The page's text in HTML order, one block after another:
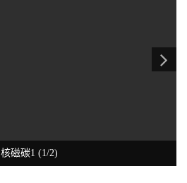
核磁碳1 (1/2)